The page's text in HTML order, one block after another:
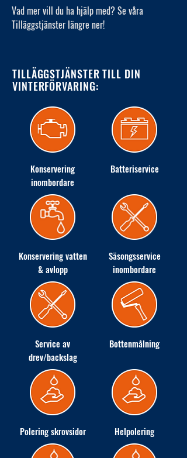
Vad mer vill du ha hjälp med? Se våra
Tilläggstjänster längre ner!
TILLÄGGSTJÄNSTER TILL DIN
VINTERFÖRVARING:
Konservering
inombordare
Batteriservice
Konservering vatten
& avlopp
Säsongsservice
inombordare
Service av
drev/backslag
Bottenmålning
Polering skrovsidor Helpolering